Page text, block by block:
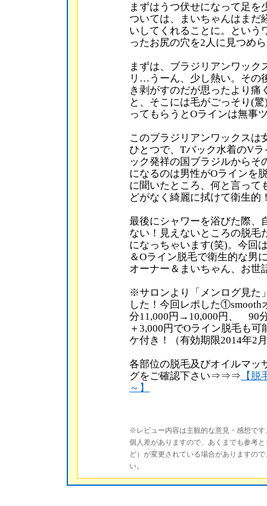
まずはうつ伏せになって足
ついては、まいちゃんはまだ
いしてくれることに。という
ったお尻の穴を2人に見つめ
まずは、ブラジリアンワッ
リ…うーん、少し熱い。その
き剥がすのだが思ったより痛
と、そこには毛がごっそり(
ってもらうとOラインは無事
このブラジリアンワックスは
ひとつで、Tバック水着のV
ック発祥の国ブラジルから
になるのは男性がOラインを
に聞いたところ、何と言って
どがなく綺麗に拭けて衛生
最後にシャワーを浴びた際、
ない！見えないところの脱毛
になっちゃいます(笑)。今回
＆Oライン脱毛で衛生的な男
オーナー＆まいちゃん、お世
※サロンより「メンログ見た
した！今回レポした①smooth
分11,000円→10,000円、 90
＋3,000円でOライン脱毛も
ケ付き！（有効期限2014年2
各部位の脱毛及びオイルマッ
グをご確認下さい⇒⇒⇒ 【
～】
※レビュー内容は主観的な意見・感想で
個人差がありますので、あくまでも参考
ど）が変更されている場合がありますの
い。